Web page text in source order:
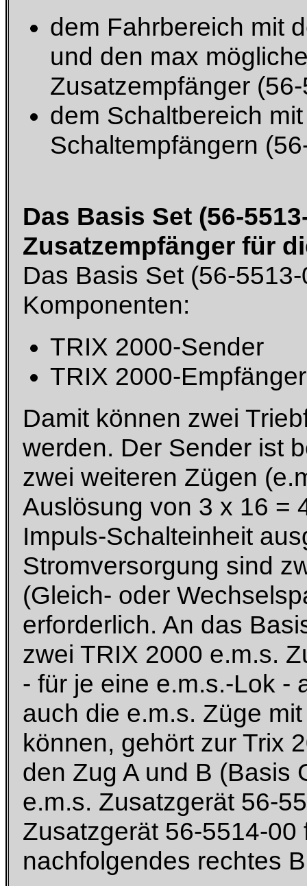
dem Fahrbereich mit
und den max
Zusatzempfänger
dem Schaltbereich
Schaltempfängern
Das Basis Set (56-
Zusatzempfänger für
Das Basis Set (56-
Komponenten:
TRIX 2000-Sender
TRIX 2000-
Damit können zwei
werden. Der Sender ist
zwei weiteren Zügen
Auslösung von 3 x 16 =
Impuls-Schalteinheit
Stromversorgung sind
(Gleich- oder
erforderlich. An das
zwei TRIX 2000 e.m.s.
- für je eine e.m.s.-Lok -
auch die e.m.s. Züge
können, gehört zur Trix
den Zug A und B (Basis
e.m.s. Zusatzgerät 56-
Zusatzgerät 56-5514-
nachfolgendes rechtes